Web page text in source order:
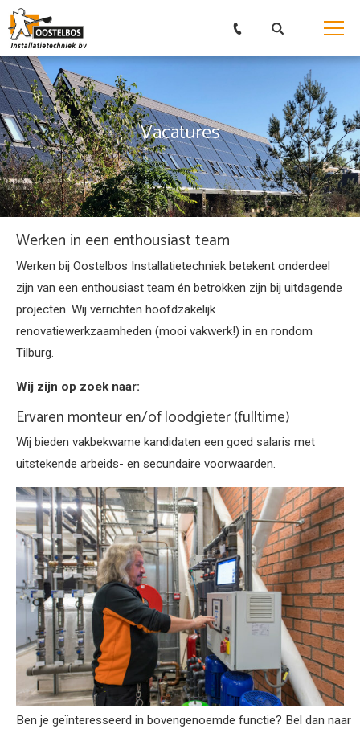
Vacatures
Werken in een enthousiast team
Werken bij Oostelbos Installatietechniek betekent onderdeel
zijn van een enthousiast team én betrokken zijn bij uitdagende
projecten. Wij verrichten hoofdzakelijk
renovatiewerkzaamheden (mooi vakwerk!) in en rondom
Tilburg.
Wij zijn op zoek naar:
Ervaren monteur en/of loodgieter (fulltime)
Wij bieden vakbekwame kandidaten een goed salaris met
uitstekende arbeids- en secundaire voorwaarden.
Ben je geïnteresseerd in bovengenoemde functie? Bel dan naar